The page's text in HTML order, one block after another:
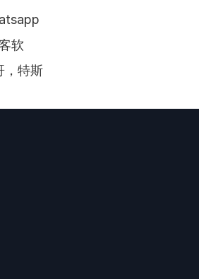
软
，特斯